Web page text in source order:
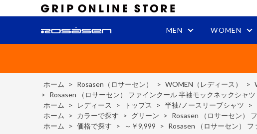
MEN WOMEN
ホーム > Rosasen（ロサーセン） > WOMEN（レディース） >
> Rosasen （ロサーセン） ファインクール 半袖モックネックシャツ
ホーム
> レディース > トップス > 半袖/ノースリーブシャツ >
ホーム
> カラーで探す > グリーン > Rosasen （ロサーセン）
ホーム
> 価格で探す > ～￥9,999 > Rosasen （ロサーセン）